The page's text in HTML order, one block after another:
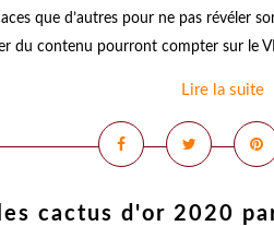
que d’autres pour ne pas révéler
du contenu pourront compter sur le
Lire la suite
cactus d'or 2020